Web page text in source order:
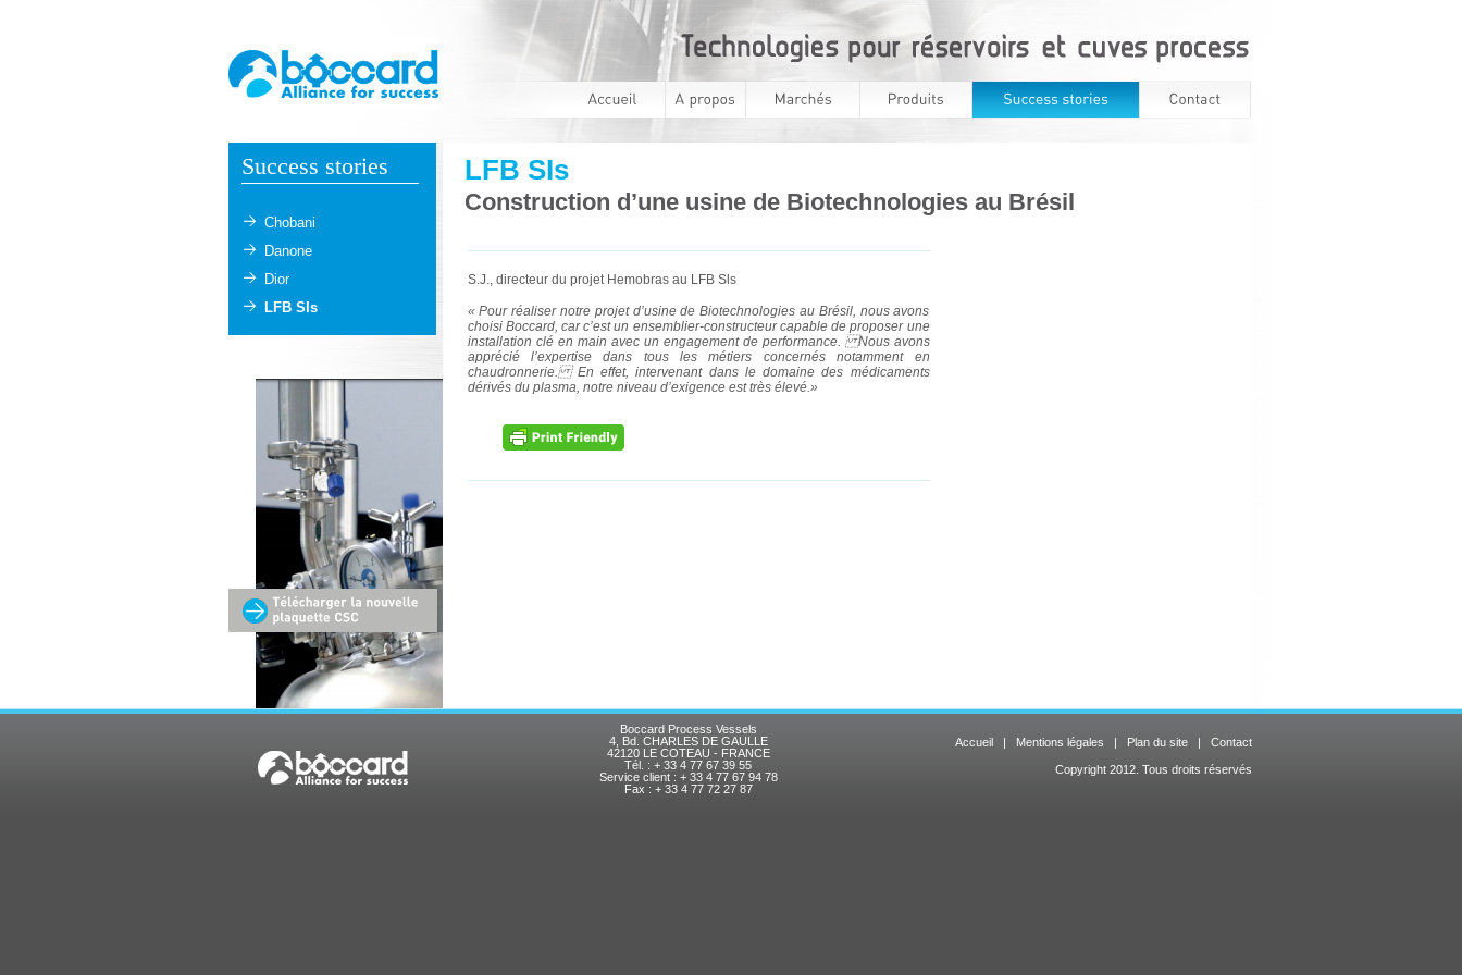
Success stories
Chobani
Danone
Dior
LFB SIs
LFB SIs
Construction d’une usine de Biotechnologies au Brésil
S.J., directeur du projet Hemobras au LFB Sls
« Pour réaliser notre projet d’usine de Biotechnologies au Brésil, nous avons
choisi Boccard, car c’est un ensemblier-constructeur capable de proposer une
installation clé en main avec un engagement de performance. Nous avons
apprécié l’expertise dans tous les métiers concernés notamment en
chaudronnerie. En effet, intervenant dans le domaine des médicaments
dérivés du plasma, notre niveau d’exigence est très élevé.»
Boccard Process Vessels
4, Bd. CHARLES DE GAULLE
42120 LE COTEAU - FRANCE
Tél. : + 33 4 77 67 39 55
Service client : + 33 4 77 67 94 78
Fax : + 33 4 77 72 27 87
Accueil| Mentions légales | Plan du site| Contact
Copyright 2012. Tous droits réservés